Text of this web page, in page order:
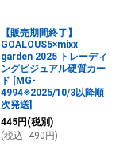
【販売期間終了】
GOALOUS5×mixx
garden 2025 トレーディ
ングビジュアル硬質カー
ド [MG-
4994※2025/10/3以降順
次発送]
445円 (税別)
(税込 : 490 円)